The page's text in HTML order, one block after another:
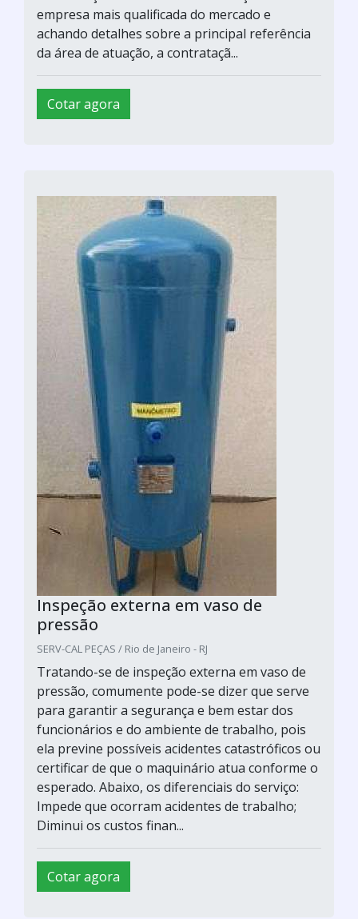
empresa mais qualificada do mercado e
achando detalhes sobre a principal referência
da área de atuação, a contrataçã...
Cotar agora
Inspeção externa em vaso de
pressão
SERV-CAL PEÇAS / Rio de Janeiro - RJ
Tratando-se de inspeção externa em vaso de
pressão, comumente pode-se dizer que serve
para garantir a segurança e bem estar dos
funcionários e do ambiente de trabalho, pois
ela previne possíveis acidentes catastróficos ou
certificar de que o maquinário atua conforme o
esperado. Abaixo, os diferenciais do serviço:
Impede que ocorram acidentes de trabalho;
Diminui os custos finan...
Cotar agora